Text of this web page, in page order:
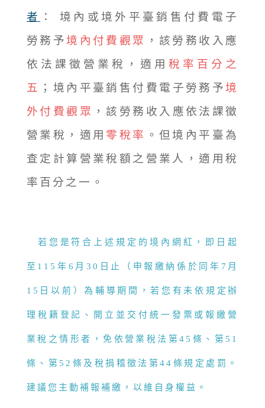
者
： 境內或境外平臺銷售付費電子
勞務予境內付費觀眾
，該勞務收入應
依法課徵營業稅，適用稅率百分之
五
；境內平臺銷售付費電子勞務予境
外付費觀眾 ，該勞務收入應依法課徵
營業稅，適用 零稅率 。但境內平臺為
查定計算營業稅額之營業人，適用稅
率百分之一。
若您是符合上述規定的境內網紅，即日起
至115年6月30日止（申報繳納係於同年7月
15日以前）為輔導期間，若您有未依規定辦
理稅籍登記、開立並交付統一發票或報繳營
業稅之情形者，免依營業稅法第45條、第51
條、第52條及稅捐稽徵法第44條規定處罰。
建議您主動補報補繳，以維自身權益。